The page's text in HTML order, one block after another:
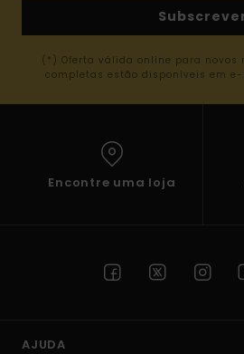
(*) Oferta válida online para novos
completas estão disponíveis em
Encontre uma loja
AJUDA